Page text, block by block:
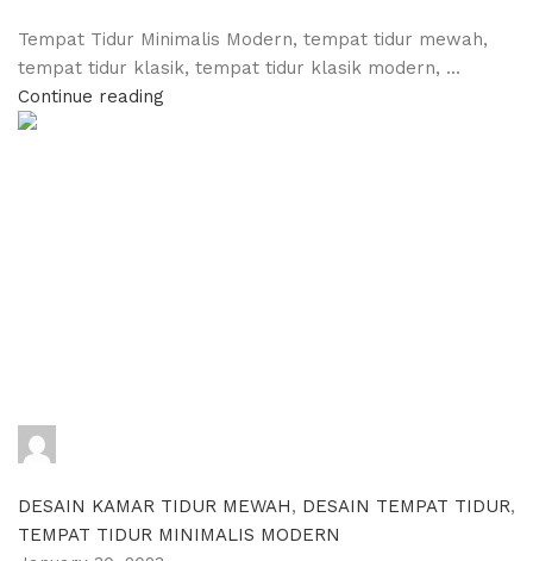
Tempat Tidur Minimalis Modern, tempat tidur mewah,
tempat tidur klasik, tempat tidur klasik modern, ...
Continue reading
DESAIN KAMAR TIDUR MEWAH, DESAIN TEMPAT TIDUR,
TEMPAT TIDUR MINIMALIS MODERN